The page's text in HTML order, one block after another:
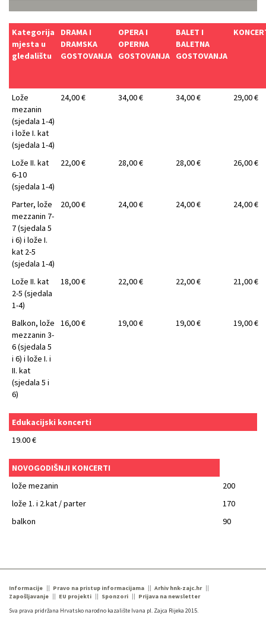
Kategorija
mjesta u
gledalištu
DRAMA I
DRAMSKA
GOSTOVANJA
OPERA I
OPERNA
GOSTOVANJA
BALET I
BALETNA
GOSTOVANJA
Lože
mezanin
(sjedala 1-4)
i lože I. kat
(sjedala 1-4)
24,00 € 34,00 € 34,00 € 29,00 €
Lože II. kat
6-10
(sjedala 1-4)
22,00 € 28,00 € 28,00 € 26,00 €
Parter, lože
mezzanin 7-
7 (sjedala 5
i 6) i lože I.
kat 2-5
(sjedala 1-4)
20,00 € 24,00 € 24,00 € 24,00 €
Lože II. kat
2-5 (sjedala
1-4)
18,00 € 22,00 € 22,00 € 21,00 €
Balkon, lože
mezzanin 3-
6 (sjedala 5
i 6) i lože I. i
II. kat
(sjedala 5 i
6)
16,00 € 19,00 € 19,00 € 19,00 €
Edukacijski koncerti
19.00 €
NOVOGODIŠNJI KONCERTI
lože mezanin
200
lože 1. i 2.kat / parter
170
balkon
90
Informacije Pravo na pristup informacijama
Arhiv hnk-zajc.hr
Zapošljavanje
EU projekti Sponzori
Prijava na newsletter
Sva prava pridržana Hrvatsko narodno kazalište Ivana pl. Zajca Rijeka 2015.